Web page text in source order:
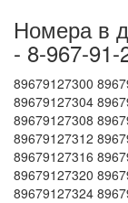
Номера в
- 8-967-91-
89679127300
89679127304
89679127308
89679127312
89679127316
89679127320
89679127324